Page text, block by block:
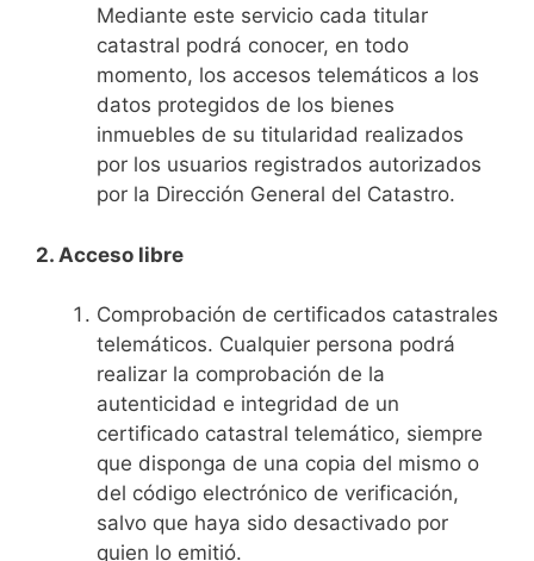
Mediante este servicio cada titular
catastral podrá conocer, en todo
momento, los accesos telemáticos a los
datos protegidos de los bienes
inmuebles de su titularidad realizados
por los usuarios registrados autorizados
por la Dirección General del Catastro.
2. Acceso libre
Comprobación de certificados catastrales
telemáticos. Cualquier persona podrá
realizar la comprobación de la
autenticidad e integridad de un
certificado catastral telemático, siempre
que disponga de una copia del mismo o
del código electrónico de verificación,
salvo que haya sido desactivado por
quien lo emitió.